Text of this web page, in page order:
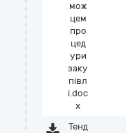
мож
цем
про
цед
ури
заку
півл
і.doc
x
Тенд